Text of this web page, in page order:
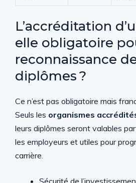
L’accréditation
elle obligatoire
reconnaissance
diplômes ?
Ce n’est pas obligatoire mais
Seuls les organismes
leurs diplômes seront valables
les employeurs et utiles pour
carrière.
Sécurité de